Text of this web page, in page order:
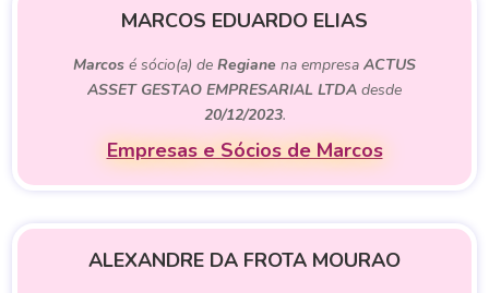
MARCOS EDUARDO ELIAS
Marcos é sócio(a) de Regiane na empresa ACTUS
ASSET GESTAO EMPRESARIAL LTDA desde
20/12/2023.
Empresas e Sócios de Marcos
ALEXANDRE DA FROTA MOURAO